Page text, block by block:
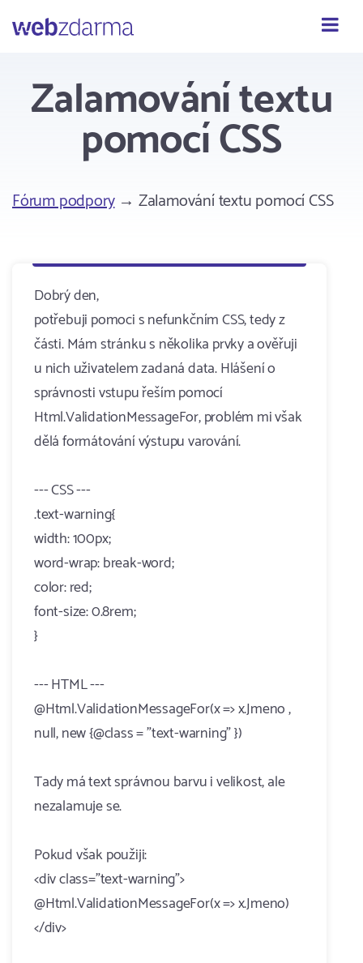
Webzdarma
Zalamování textu
pomocí CSS
Fórum podpory→ Zalamování textu pomocí CSS
Dobrý den,
potřebuji pomoci s nefunkčním CSS, tedy z
části. Mám stránku s několika prvky a ověřuji
u nich uživatelem zadaná data. Hlášení o
správnosti vstupu řeším pomocí
Html.ValidationMessageFor, problém mi však
dělá formátování výstupu varování.
--- CSS ---
.text-warning{
width: 100px;
word-wrap: break-word;
color: red;
font-size: 0.8rem;
}
--- HTML ---
@Html.ValidationMessageFor(x => x.Jmeno ,
null, new {@class = "text-warning" })
Tady má text správnou barvu i velikost, ale
nezalamuje se.
Pokud však použiji:
<div class="text-warning">
@Html.ValidationMessageFor(x => x.Jmeno)
</div>